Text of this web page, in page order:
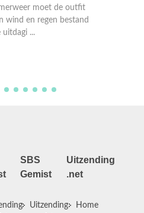
de taak om een outfit
Dat is nog best
weten hee ...
SBS
Gemist
Uitzending
Uitzending
.net
Home